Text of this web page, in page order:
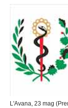
L'Avana, 23 mag